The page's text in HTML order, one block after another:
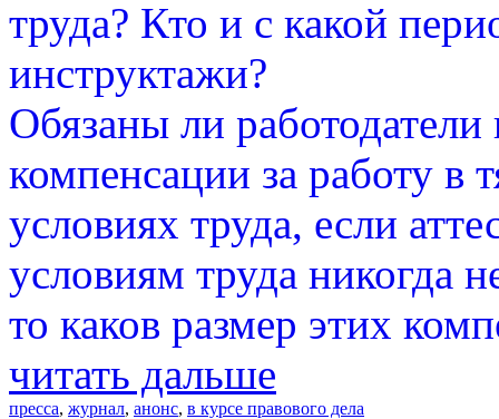
труда? Кто и с какой
инструктажи?
Обязаны ли работодатели
компенсации за работу
условиях труда, если
условиям труда никогда
то каков размер этих
читать дальше
пресса, журнал, анонс, в курсе правового дела